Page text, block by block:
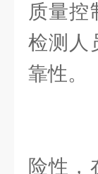
质量控
检测人
靠性。
2
险性，